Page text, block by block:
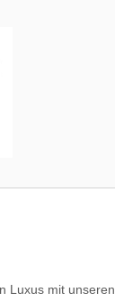
Luxus mit unseren